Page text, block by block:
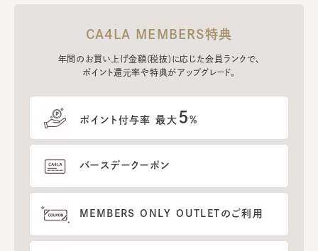
CA4LA MEMBERS特典
年間のお買い上げ金額(税抜)に応じた会員ランクで、
ポイント還元率や特典がアップグレード。
ポイント付与率 最大 5%
バースデークーポン
MEMBERS ONLY OUTLETのご利用